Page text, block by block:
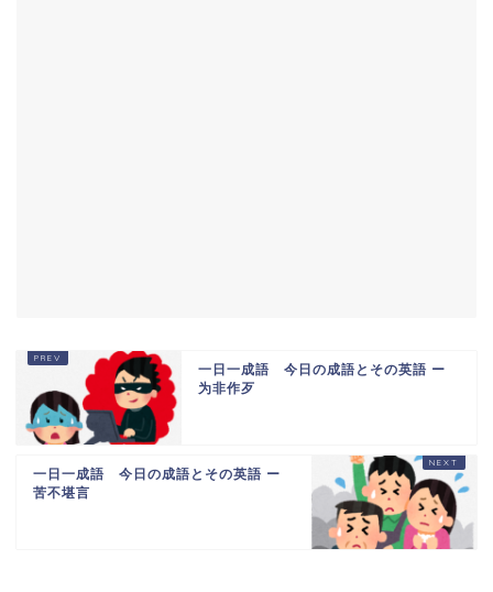
一日一成語 今日の成語とその英語 ー
为非作歹
一日一成語 今日の成語とその英語 ー
苦不堪言